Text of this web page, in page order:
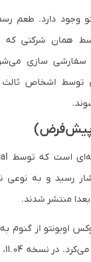
وجود دارد. طعم
همان شرکتی که
سفارشی سازی
اشخاص ثالث
رسید و به نوعی
منتشر شدند.
اوبونتو از گنوم
در نسخه 11.04